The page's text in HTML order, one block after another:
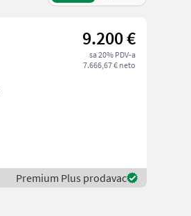
9.200 €
sa 20% PDV-a
7.666,67 € neto
Premium Plus prodavac